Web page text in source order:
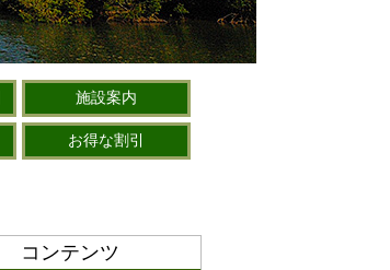
施設案内
お得な割引
コンテンツ